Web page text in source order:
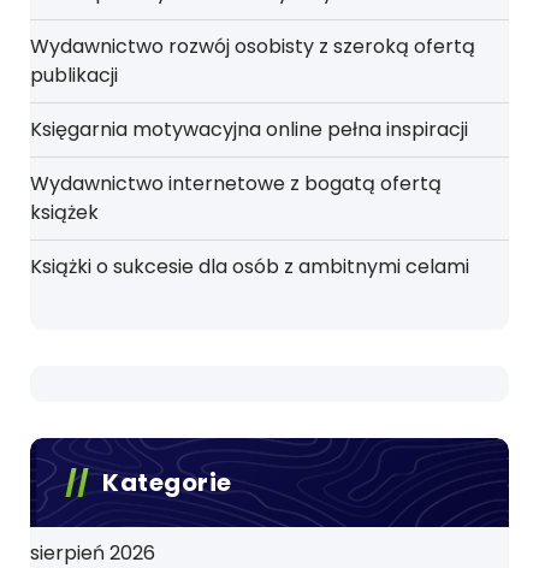
Wydawnictwo rozwój osobisty z szeroką ofertą
publikacji
Księgarnia motywacyjna online pełna inspiracji
Wydawnictwo internetowe z bogatą ofertą
książek
Książki o sukcesie dla osób z ambitnymi celami
Kategorie
sierpień 2026